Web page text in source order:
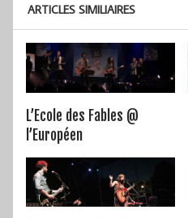
ARTICLES SIMILIAIRES
L’Ecole des Fables @
l’Européen